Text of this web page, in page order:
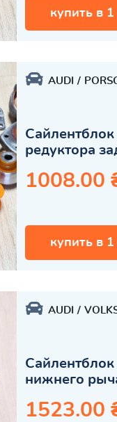
купить в
AUDI
Cайлентблок
редуктора
1008.00
купить в
AUDI
Сайлентблок
нижнего
1523.00